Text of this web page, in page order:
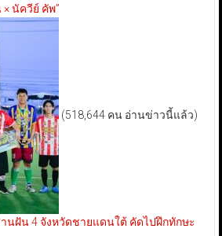
นัควีย์ คัพ”
(518,644 คน อ่านข่าวนี้แล้ว)
นฝัน 4 จังหวัดชายแดนใต้ คัดไปฝึกทักษะ